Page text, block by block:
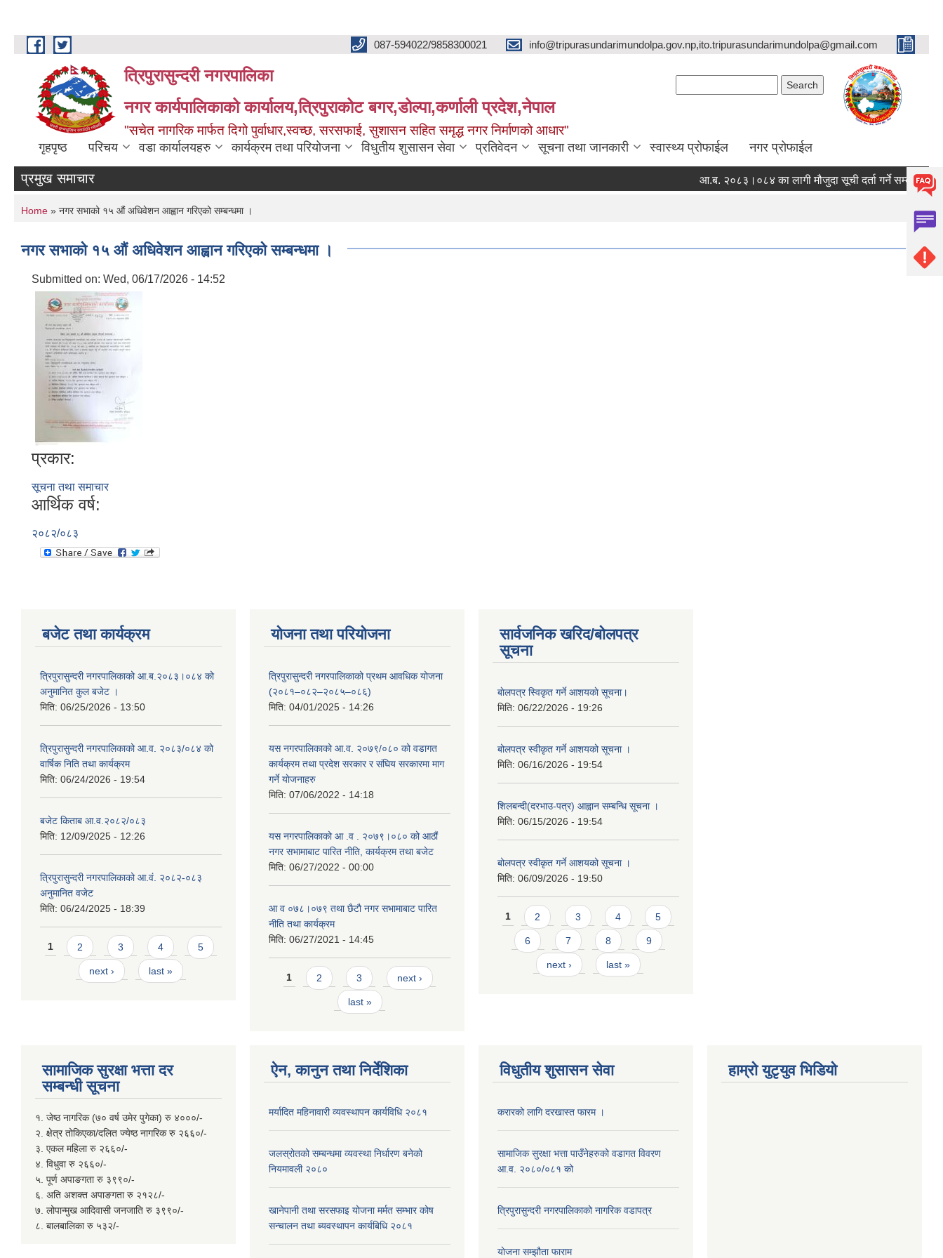
Skip to main content 087-594022/9858300021 info@tripurasundarimundolpa.gov.np,ito.tripurasundarimundolpa@gmail.com
त्रिपुरासुन्दरी नगरपालिका
नगर कार्यपालिकाको कार्यालय,त्रिपुराकोट बगर,डोल्पा,कर्णाली प्रदेश,नेपाल
"सचेत नागरिक मार्फत दिगो पुर्वाधार,स्वच्छ, सरसफाई, सुशासन सहित समृद्ध नगर निर्माणको आधार"
गृहपृष्ठ परिचय वडा कार्यालयहरु कार्यक्रम तथा परियोजना विधुतीय शुसासन सेवा प्रतिवेदन सूचना तथा जानकारी स्वास्थ्य प्रोफाईल नगर प्रोफाईल
प्रमुख समाचार आ.ब. २०८३।०८४ का लागी मौजुदा सूची दर्ता गर्ने सम्बन्धी सूचना ।
You are here
Home » नगर सभाको १५ औं अधिवेशन आह्वान गरिएको सम्बन्धमा ।
नगर सभाको १५ औं अधिवेशन आह्वान गरिएको सम्बन्धमा ।
Submitted on: Wed, 06/17/2026 - 14:52
प्रकार:
सूचना तथा समाचार
आर्थिक वर्ष:
२०८२/०८३
बजेट तथा कार्यक्रम
त्रिपुरासुन्दरी नगरपालिकाको आ.ब.२०८३।०८४ को
अनुमानित कुल बजेट ।
मिति: 06/25/2026 - 13:50
त्रिपुरासुन्दरी नगरपालिकाको आ.व. २०८३/०८४ को
वार्षिक निति तथा कार्यक्रम
मिति: 06/24/2026 - 19:54
बजेट किताब आ.व.२०८२/०८३
मिति: 12/09/2025 - 12:26
त्रिपुरासुन्दरी नगरपालिकाको आ.वं. २०८२-०८३
अनुमानित वजेट
मिति: 06/24/2025 - 18:39
Pages
1 2 3 4 5
next › last »
योजना तथा परियोजना
त्रिपुरासुन्दरी नगरपालिकाको प्रथम आवधिक योजना
(२०८१–०८२–२०८५–०८६)
मिति: 04/01/2025 - 14:26
यस नगरपालिकाको आ.व. २०७९/०८० को वडागत
कार्यक्रम तथा प्रदेश सरकार र संघिय सरकारमा माग
गर्ने याेजनाहरु
मिति: 07/06/2022 - 14:18
यस नगरपालिकाको आ‍ .व . २०७९।०८० को आठौं
नगर सभामाबाट पारित नीति, कार्यक्रम तथा बजेट
मिति: 06/27/2022 - 00:00
आ‍ व ०७८।०७९ तथा छैटाै नगर सभामाबाट पारित
नीति तथा कार्यक्रम
मिति: 06/27/2021 - 14:45
Pages
1 2 3 next ›
last »
सार्वजनिक खरिद/बोलपत्र
सूचना
बाेलपत्र स्विकृत गर्ने आशयकाे सूचना।
मिति: 06/22/2026 - 19:26
बोलपत्र स्वीकृत गर्ने आशयको सूचना ।
मिति: 06/16/2026 - 19:54
शिलबन्दी(दरभाउ-पत्र) आह्वान सम्बन्धि सूचना ।
मिति: 06/15/2026 - 19:54
बोलपत्र स्वीकृत गर्ने आशयको सूचना ।
मिति: 06/09/2026 - 19:50
Pages
1 2 3 4 5
6 7 8 9
next › last »
सामाजिक सुरक्षा भत्ता दर
सम्बन्धी सूचना
१. जेष्ठ नागरिक (७० वर्ष उमेर पुगेका) रु ४०००/-
२. क्षेत्र तोकिएका/दलित ज्येष्ठ नागरिक रु २६६०/-
३. एकल महिला रु २६६०/-
४. विधुवा रु २६६०/-
५. पूर्ण अपाङगता रु ३९९०/-
६. अति अशक्त अपाङगता रु २१२८/-
७. लोपान्मुख आदिवासी जनजाति रु ३९९०/-
८. बालबालिका रु ५३२/-
ऐन, कानुन तथा निर्देशिका
मर्यादित महिनावारी व्यवस्थापन कार्यविधि २०८१
जलस्रोतको सम्बन्धमा व्यवस्था निर्धारण बनेको
नियमावली २०८०
खानेपानी तथा सरसफाइ योजना मर्मत सम्भार कोष
सन्चालन तथा ब्यवस्थापन कार्यबिधि २०८१
विधुतीय शुसासन सेवा
करारको लागि दरखास्त फारम ।
सामाजिक सुरक्षा भत्ता पाउँनेहरुको वडागत विवरण
आ.व. २०८०/०८१ को
त्रिपुरासुन्दरी नगरपालिकाको नागरिक वडापत्र
याेजना सम्झौता फाराम
हाम्राे युटृयुव भिडियाे